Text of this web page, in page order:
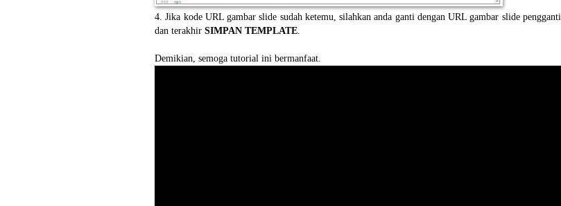
4. Jika kode URL gambar slide sudah ketemu, silahkan anda ganti dengan URL gambar slide pengganti,
dan terakhir SIMPAN TEMPLATE
Demikian, semoga tutorial ini bermanfaat.